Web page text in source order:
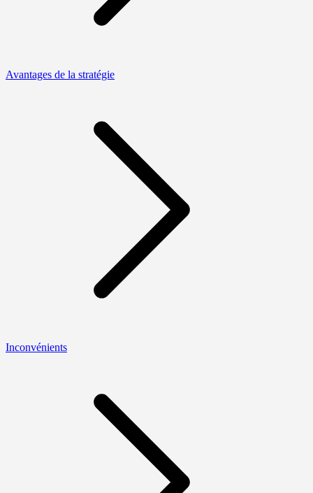
Avantages de la stratégie
Inconvénients